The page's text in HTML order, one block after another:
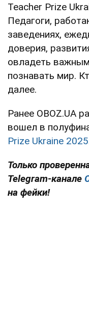
Teacher Prize
Педагоги,
заведениях,
доверия,
овладеть
познавать мир.
далее.
Ранее OBOZ.UA
вошел в
Prize Ukraine
Только
Telegram-канале
на фейки!